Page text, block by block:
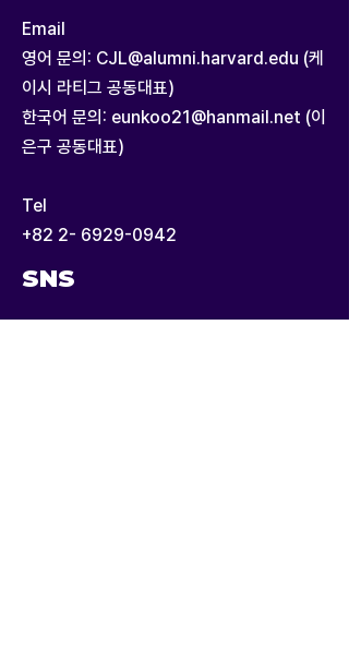
Email
영어 문의: CJL@alumni.harvard.edu (케
이시 라티그 공동대표)
한국어 문의: eunkoo21@hanmail.net (이
은구 공동대표)
Tel
+82 2- 6929-0942
SNS